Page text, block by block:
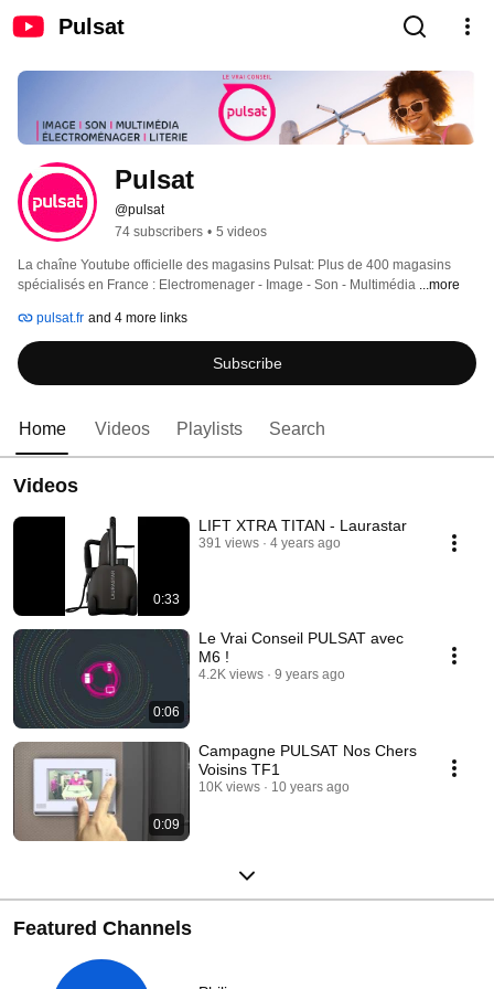
Pulsat
Pulsat
@pulsat
74 subscribers • 5 videos
La chaîne Youtube officielle des magasins Pulsat: Plus de 400 magasins
spécialisés en France : Electromenager - Image - Son - Multimédia ...more
pulsat.fr and 4 more links
Subscribe
Home Videos Playlists Search
Videos
0:33
LIFT XTRA TITAN - Laurastar
391 views 4 years ago
0:06
Le Vrai Conseil PULSAT avec
M6 !
4.2K views 9 years ago
0:09
Campagne PULSAT Nos Chers
Voisins TF1
10K views 10 years ago
Featured Channels